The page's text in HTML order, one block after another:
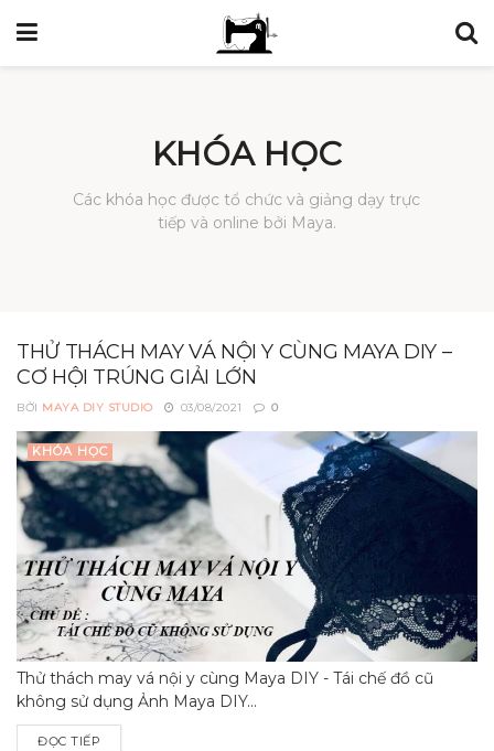
KHÓA HỌC
Các khóa học được tổ chức và giảng dạy trực
tiếp và online bởi Maya.
THỬ THÁCH MAY VÁ NỘI Y CÙNG MAYA DIY –
CƠ HỘI TRÚNG GIẢI LỚN
BỞI MAYA DIY STUDIO 03/08/2021 0
KHÓA HỌC
Thử thách may vá nội y cùng Maya DIY - Tái chế đồ cũ
không sử dụng Ảnh Maya DIY...
ĐỌC TIẾP